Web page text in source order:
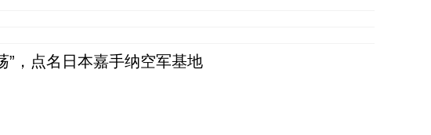
”，点名日本嘉手纳空军基地